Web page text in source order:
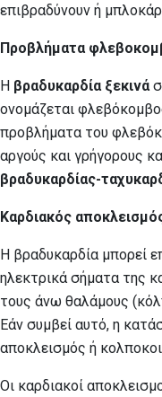
επιβραδύνουν ή
Προβλήματα
Η βραδυκαρδία ξεκινά
ονομάζεται
προβλήματα του
αργούς και γρήγορους
βραδυκαρδίας-
Καρδιακός
Η βραδυκαρδία μπορεί
ηλεκτρικά σήματα της
τους άνω θαλάμους
Εάν συμβεί αυτό, η
αποκλεισμός ή
Οι καρδιακοί